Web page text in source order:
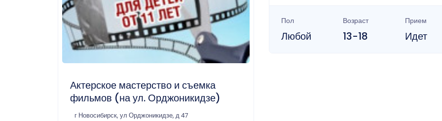
Актерское мастерство и съемка
фильмов (на ул. Орджоникидзе)
г Новосибирск, ул Орджоникидзе, д 47
Пол
Любой
Возраст
13-18
Прием
Идет